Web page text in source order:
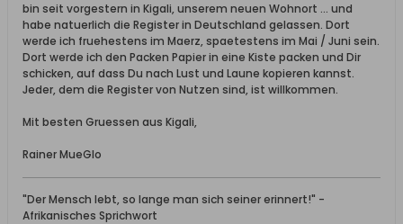
bin seit vorgestern in Kigali, unserem neuen Wohnort ... und
habe natuerlich die Register in Deutschland gelassen. Dort
werde ich fruehestens im Maerz, spaetestens im Mai / Juni sein.
Dort werde ich den Packen Papier in eine Kiste packen und Dir
schicken, auf dass Du nach Lust und Laune kopieren kannst.
Jeder, dem die Register von Nutzen sind, ist willkommen.
Mit besten Gruessen aus Kigali,
Rainer MueGlo
"Der Mensch lebt, so lange man sich seiner erinnert!" -
Afrikanisches Sprichwort